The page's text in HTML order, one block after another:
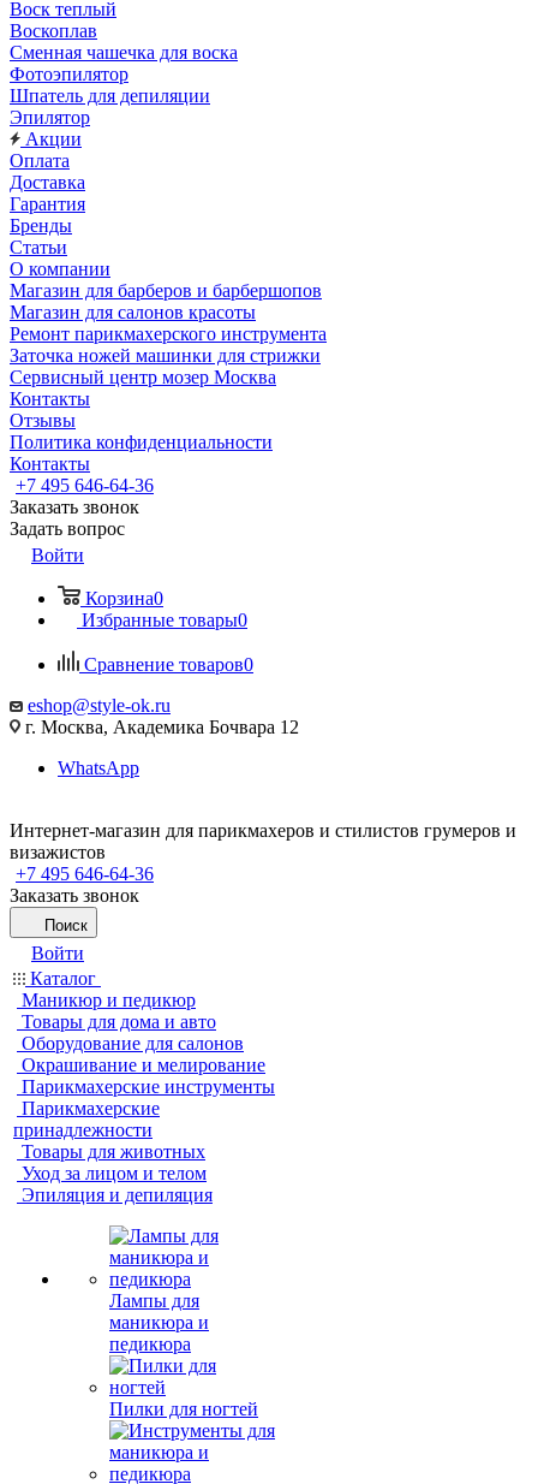
Воск теплый
Воскоплав
Сменная чашечка для воска
Фотоэпилятор
Шпатель для депиляции
Эпилятор
Акции
Оплата
Доставка
Гарантия
Бренды
Статьи
О компании
Магазин для барберов и барбершопов
Магазин для салонов красоты
Ремонт парикмахерского инструмента
Заточка ножей машинки для стрижки
Сервисный центр мозер Москва
Контакты
Отзывы
Политика конфиденциальности
Контакты
+7 495 646-64-36
Заказать звонок
Задать вопрос
Войти
Корзина0
Избранные товары0
Сравнение товаров0
eshop@style-ok.ru
г. Москва, Академика Бочвара 12
WhatsApp
Интернет-магазин для парикмахеров и стилистов грумеров и
визажистов
+7 495 646-64-36
Заказать звонок
Поиск
Войти
Каталог
Маникюр и педикюр
Товары для дома и авто
Оборудование для салонов
Окрашивание и мелирование
Парикмахерские инструменты
Парикмахерские
принадлежности
Товары для животных
Уход за лицом и телом
Эпиляция и депиляция
Лампы для
маникюра и
педикюра
Пилки для ногтей